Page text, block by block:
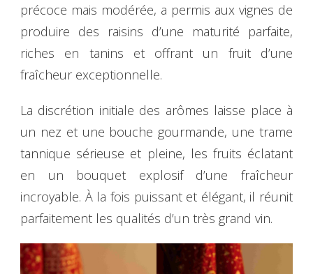
précoce mais modérée, a permis aux vignes de
produire des raisins d’une maturité parfaite,
riches en tanins et offrant un fruit d’une
fraîcheur exceptionnelle.
La discrétion initiale des arômes laisse place à
un nez et une bouche gourmande, une trame
tannique sérieuse et pleine, les fruits éclatant
en un bouquet explosif d’une fraîcheur
incroyable. À la fois puissant et élégant, il réunit
parfaitement les qualités d’un très grand vin.